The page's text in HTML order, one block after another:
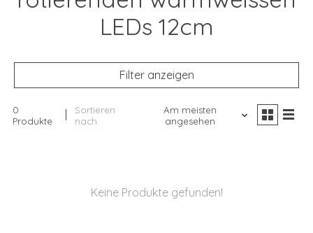
LEDs 12cm
Filter anzeigen
0
Produkte
Sortieren
nach
Am meisten
angesehen
Keine Produkte gefunden!